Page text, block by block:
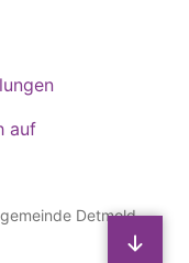
auf
Instagramauf WhatsApp
Detmold